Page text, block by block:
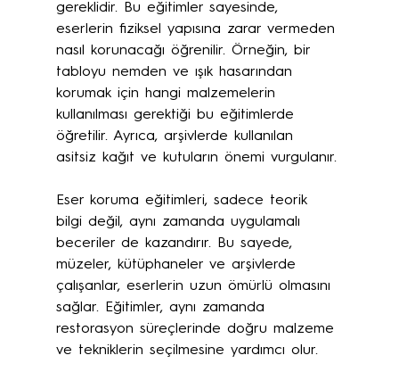
gereklidir. Bu eğitimler sayesinde,
eserlerin fiziksel yapısına zarar vermeden
nasıl korunacağı öğrenilir. Örneğin, bir
tabloyu nemden ve ışık hasarından
korumak için hangi malzemelerin
kullanılması gerektiği bu eğitimlerde
öğretilir. Ayrıca, arşivlerde kullanılan
asitsiz kağıt ve kutuların önemi vurgulanır.
Eser koruma eğitimleri, sadece teorik
bilgi değil, aynı zamanda uygulamalı
beceriler de kazandırır. Bu sayede,
müzeler, kütüphaneler ve arşivlerde
çalışanlar, eserlerin uzun ömürlü olmasını
sağlar. Eğitimler, aynı zamanda
restorasyon süreçlerinde doğru malzeme
ve tekniklerin seçilmesine yardımcı olur.